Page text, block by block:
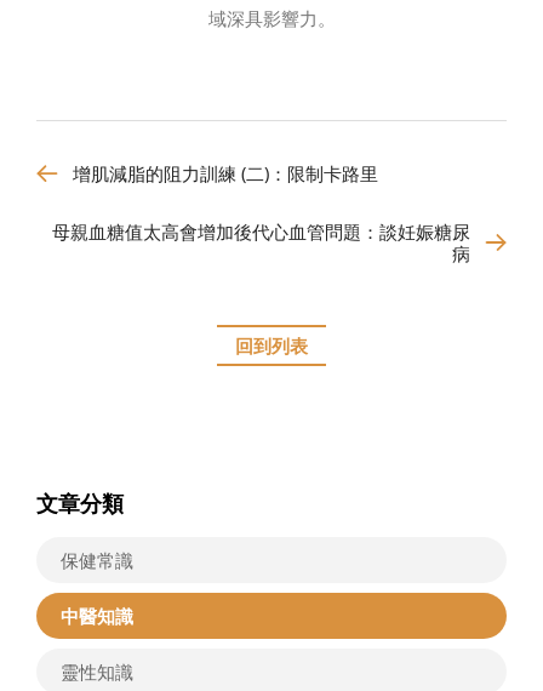
域深具影響力。
增肌減脂的阻力訓練 (二)：限制卡路里
母親血糖值太高會增加後代心血管問題：談妊娠糖尿
病
回到列表
文章分類
保健常識
中醫知識
靈性知識